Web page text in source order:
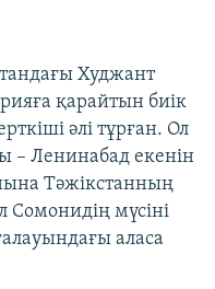
Худжант
қарайтын биік
әлі тұрған. Ол
– Ленинабад екенін
Тәжікстанның
мүсіні
аласа